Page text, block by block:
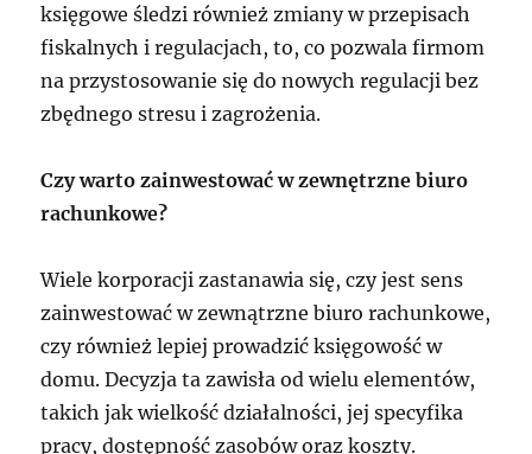
księgowe śledzi również zmiany w przepisach
fiskalnych i regulacjach, to, co pozwala firmom
na przystosowanie się do nowych regulacji bez
zbędnego stresu i zagrożenia.
Czy warto zainwestować w zewnętrzne biuro
rachunkowe?
Wiele korporacji zastanawia się, czy jest sens
zainwestować w zewnątrzne biuro rachunkowe,
czy również lepiej prowadzić księgowość w
domu. Decyzja ta zawisła od wielu elementów,
takich jak wielkość działalności, jej specyfika
pracy, dostępność zasobów oraz koszty.